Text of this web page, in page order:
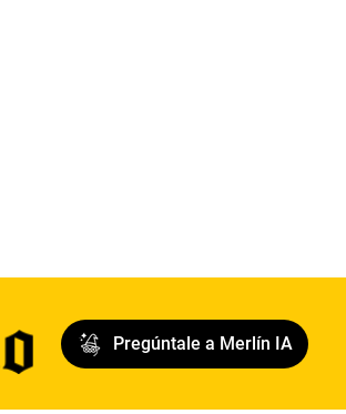
Pregúntale a Merlín IA